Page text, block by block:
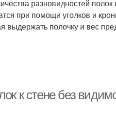
разновидностей
при помощи уголков и
выдержать полочку и вес
к стене без